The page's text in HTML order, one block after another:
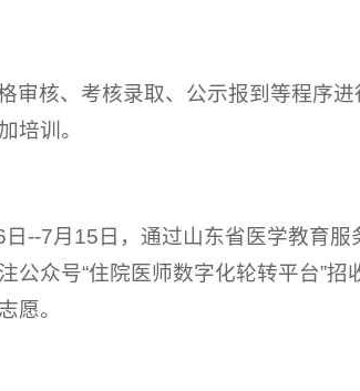
审核、考核录取、公示报到等程序
培训。
--7月15日，通过山东省医学教育
公众号“住院医师数字化轮转平台”
愿。